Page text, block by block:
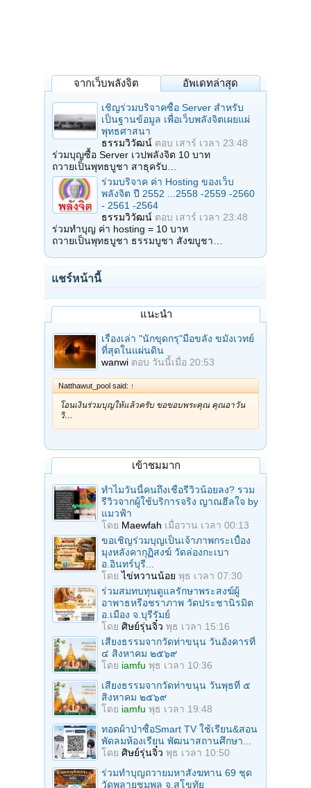
จากเว็บพลังจิต อัพเดทล่าสุด
เชิญร่วมบริจาคซื้อ Server สำหรับ
เป็นฐานข้อมูล เพื่อเว็บพลังจิตเผยแผ่
พุทธศาสนา
ธรรมวิวัฒน์ ตอบ เสาร์ เวลา 23:48
ร่วมบุญซื้อ Server เวปพลังจิต 10 บาท
ถวายเป็นพุทธบูชา สาธุครับ…
ร่วมบริจาค ค่า Hosting ของเว็บ
พลังจิต ปี 2552 ...2558 -2559 -2560
- 2561 -2564
ธรรมวิวัฒน์ ตอบ เสาร์ เวลา 23:48
ร่วมทำบุญ ค่า hosting = 10 บาท
ถวายเป็นพุทธบูชา ธรรมบูชา สังฆบูชา…
แชร์หน้านี้
แนะนำ
เรื่องเล่า "นักขุดกรุ"มือขลัง ขมังเวทย์
ที่สุดในแผ่นดิน
wanwi ตอบ วันนี้เมื่อ 20:53
Natthawut_pool said: ↑
โอนเงินร่วมบุญให้แล้วครับ ขอขอบพระคุณ คุณอาวัน
วิ…
เข้าชมมาก
ทำไมวันนี้คนถึงเชื่อรีวิวน้อยลง? รวม
รีวิวจากผู้ใช้บริการจริง ญาณฮีลใจ by
แมวฟ้า
โดย Maewfah เมื่อวาน เวลา 00:13
ขอเชิญร่วมบุญเป็นเจ้าภาพกระเบื้อง
มุงหลังคากุฏิสงฆ์ วัดล่องกะเบา
อ.อินทร์บุรี...
โดยไข่หวานน้อย พุธ เวลา 07:30
ร่วมสมทบทุนดูแลรักษาพระสงฆ์ผู้
อาพาธหรือชราภาพ วัดประชานิรมิต
อ.เมือง จ.บุรีรัมย์
โดย ศิษย์รุ่นจิ๋ว พุธ เวลา 15:16
เสียงธรรมจากวัดท่าขนุน วันอังคารที่
๔ สิงหาคม ๒๕๖๙
โดย iamfu พุธ เวลา 10:36
เสียงธรรมจากวัดท่าขนุน วันพุธที่ ๕
สิงหาคม ๒๕๖๙
โดย iamfu พุธ เวลา 19:48
ทอดผ้าป่าซื้อSmart TV ใช้เรียน&สอน
พัดลมห้องเรียน พัฒนาสถานศึกษา...
โดย ศิษย์รุ่นจิ๋ว พุธ เวลา 10:50
ร่วมทําบุญถวายมหาสังฆทาน 69 ชุด
วัดพลายชุมพล จ.สุโขทัย